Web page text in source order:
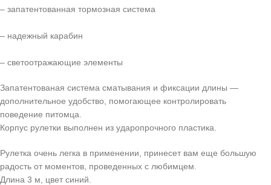
– запатентованная тормозная система
– надежный карабин
– светоотражающие элементы
Запатентованая система сматывания и фиксации длины —
дополнительное удобство, помогающее контролировать
поведение питомца.
Корпус рулетки выполнен из ударопрочного пластика.
Рулетка очень легка в применении, принесет вам еще большую
радость от моментов, проведенных с любимцем.
Длина 3 м, цвет синий.